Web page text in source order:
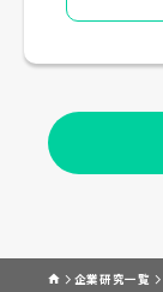
企業研究一覧